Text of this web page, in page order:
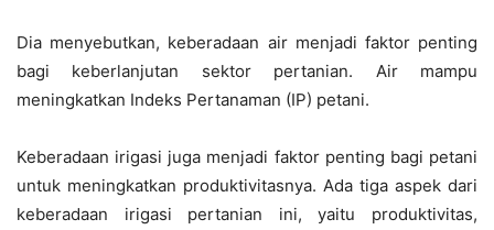
Dia menyebutkan, keberadaan air menjadi faktor penting
bagi keberlanjutan sektor pertanian. Air mampu
meningkatkan Indeks Pertanaman (IP) petani.
Keberadaan irigasi juga menjadi faktor penting bagi petani
untuk meningkatkan produktivitasnya. Ada tiga aspek dari
keberadaan irigasi pertanian ini, yaitu produktivitas,